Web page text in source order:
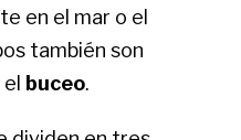
en el mar o el
también son
buceo.